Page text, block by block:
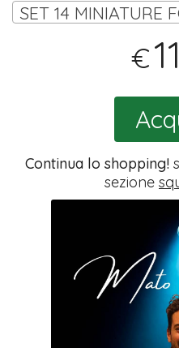
€11
Continua lo shopping!
sezione